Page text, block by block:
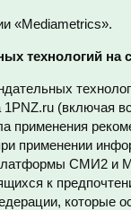
«Mediametrics».
технологий на
1PNZ.ru (включая
применения
применении
СМИ2 и
к